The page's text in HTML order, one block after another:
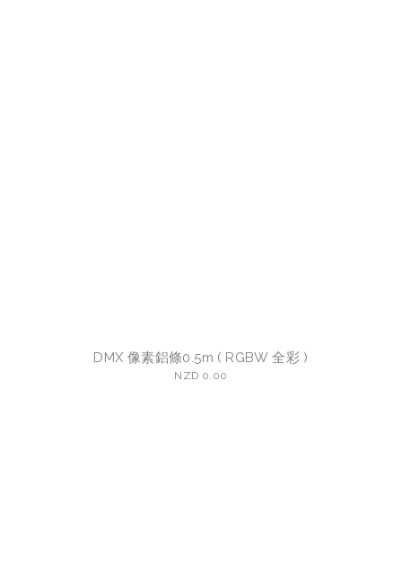
DMX 像素鋁條0.5m ( RGBW 全彩 )
NZD 0.00